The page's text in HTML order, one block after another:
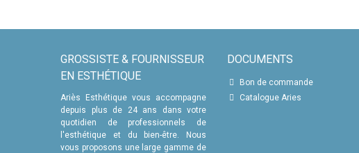
GROSSISTE & FOURNISSEUR
EN ESTHÉTIQUE
Ariès Esthétique vous accompagne
depuis plus de 24 ans dans votre
quotidien de professionnels de
l'esthétique et du bien-être. Nous
vous proposons une large gamme de
DOCUMENTS
Bon de commande
Catalogue Aries